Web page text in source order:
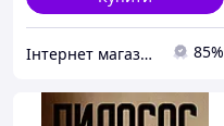
Інтернет магазин TopTV 85%